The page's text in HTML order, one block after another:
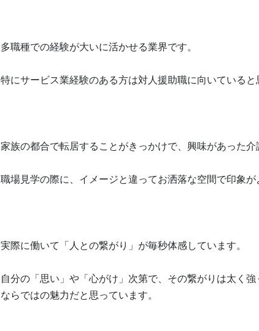
多職種での経験が大いに活かせる業界です。
特にサービス業経験のある方は対人援助職に向いていると
家族の都合で転居することがきっかけで、興味があった
職場見学の際に、イメージと違ってお洒落な空間で印象が
実際に働いて「人との繋がり」が毎秒体感しています。
自分の「思い」や「心がけ」次第で、その繋がりは太く
ならではの魅力だと思っています。